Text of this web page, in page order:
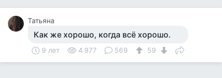
Татьяна
Как же хорошо, когда всё хорошо.
9 лет 4 977 569 59